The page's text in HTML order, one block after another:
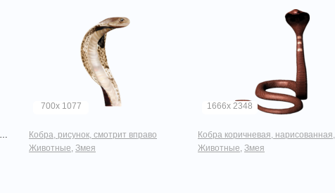
700x 1077
Кобра, рисунок, смотрит вправо
Животные, Змея
1666x 2348
Кобра коричневая, нарисованная, смотрит вперед
Животные, Змея